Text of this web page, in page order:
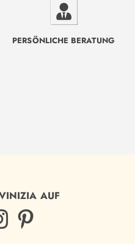
PERSÖNLICHE BERATUNG
AUF